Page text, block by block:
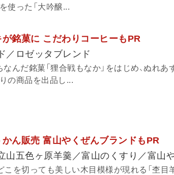
使った「大吟醸...
銘菓に こだわりコーヒーもPR
／ロゼッタブレンド
んだ銘菓「狸合戦もなか」をはじめ、ぬれあ
の商品を出品し...
ん販売 富山やくぜんブランドもPR
山五色ヶ原羊羹／富山のくすり／富山
こを切っても美しい木目模様が現れる「杢目